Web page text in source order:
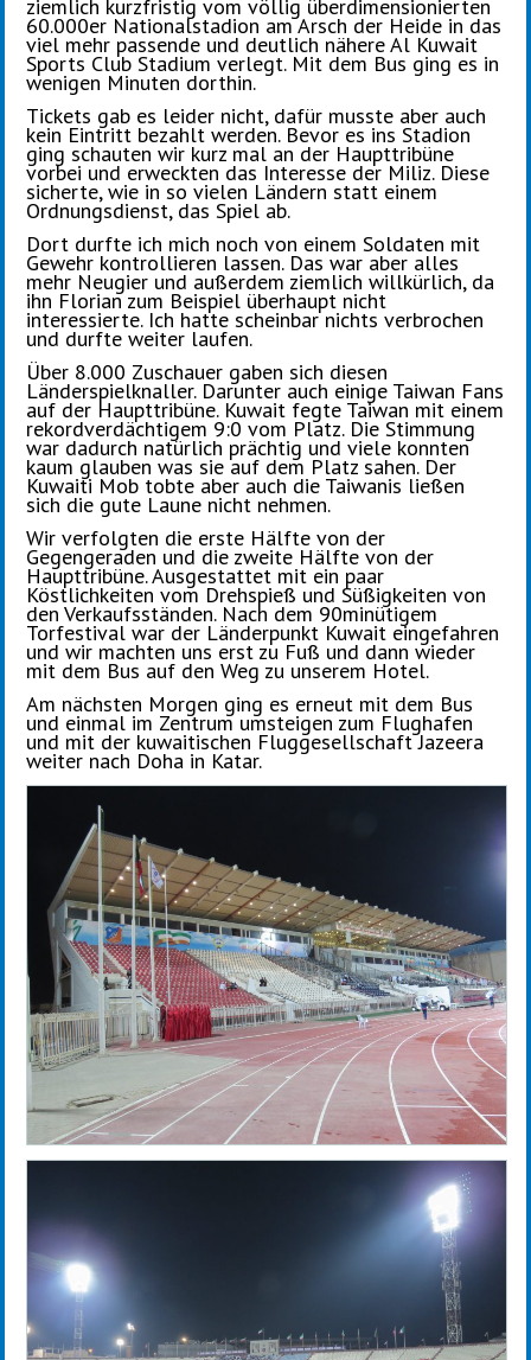
ziemlich kurzfristig vom völlig überdimensionierten
60.000er Nationalstadion am Arsch der Heide in das
viel mehr passende und deutlich nähere Al Kuwait
Sports Club Stadium verlegt. Mit dem Bus ging es in
wenigen Minuten dorthin.
Tickets gab es leider nicht, dafür musste aber auch
kein Eintritt bezahlt werden. Bevor es ins Stadion
ging schauten wir kurz mal an der Haupttribüne
vorbei und erweckten das Interesse der Miliz. Diese
sicherte, wie in so vielen Ländern statt einem
Ordnungsdienst, das Spiel ab.
Dort durfte ich mich noch von einem Soldaten mit
Gewehr kontrollieren lassen. Das war aber alles
mehr Neugier und außerdem ziemlich willkürlich, da
ihn Florian zum Beispiel überhaupt nicht
interessierte. Ich hatte scheinbar nichts verbrochen
und durfte weiter laufen.
Über 8.000 Zuschauer gaben sich diesen
Länderspielknaller. Darunter auch einige Taiwan Fans
auf der Haupttribüne. Kuwait fegte Taiwan mit einem
rekordverdächtigem 9:0 vom Platz. Die Stimmung
war dadurch natürlich prächtig und viele konnten
kaum glauben was sie auf dem Platz sahen. Der
Kuwaiti Mob tobte aber auch die Taiwanis ließen
sich die gute Laune nicht nehmen.
Wir verfolgten die erste Hälfte von der
Gegengeraden und die zweite Hälfte von der
Haupttribüne. Ausgestattet mit ein paar
Köstlichkeiten vom Drehspieß und Süßigkeiten von
den Verkaufsständen. Nach dem 90minütigem
Torfestival war der Länderpunkt Kuwait eingefahren
und wir machten uns erst zu Fuß und dann wieder
mit dem Bus auf den Weg zu unserem Hotel.
Am nächsten Morgen ging es erneut mit dem Bus
und einmal im Zentrum umsteigen zum Flughafen
und mit der kuwaitischen Fluggesellschaft Jazeera
weiter nach Doha in Katar.